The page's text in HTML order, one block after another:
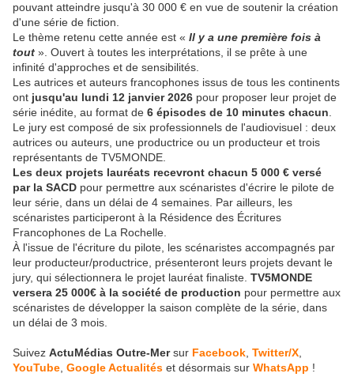
pouvant atteindre jusqu'à 30 000 € en vue de soutenir la création
d'une série de fiction.
Le thème retenu cette année est « Il y a une première fois à
tout ». Ouvert à toutes les interprétations, il se prête à une
infinité d'approches et de sensibilités.
Les autrices et auteurs francophones issus de tous les continents
ont jusqu'au lundi 12 janvier 2026 pour proposer leur projet de
série inédite, au format de 6 épisodes de 10 minutes chacun
Le jury est composé de six professionnels de l'audiovisuel : deux
autrices ou auteurs, une productrice ou un producteur et trois
représentants de TV5MONDE.
Les deux projets lauréats recevront chacun 5 000 € versé
par la SACD pour permettre aux scénaristes d'écrire le pilote de
leur série, dans un délai de 4 semaines. Par ailleurs, les
scénaristes participeront à la Résidence des Écritures
Francophones de La Rochelle.
À l'issue de l'écriture du pilote, les scénaristes accompagnés par
leur producteur/productrice, présenteront leurs projets devant le
jury, qui sélectionnera le projet lauréat finaliste. TV5MONDE
versera 25 000€ à la société de production pour permettre aux
scénaristes de développer la saison complète de la série, dans
un délai de 3 mois.
Suivez ActuMédias Outre-Mersur Facebook Twitter/X
YouTube Google Actualités et désormais sur WhatsApp !